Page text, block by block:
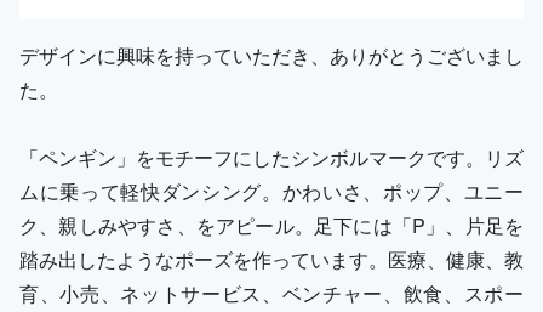
デザインに興味を持っていただき、ありがとうございまし
た。
「ペンギン」をモチーフにしたシンボルマークです。リズ
ムに乗って軽快ダンシング。かわいさ、ポップ、ユニー
ク、親しみやすさ、をアピール。足下には「P」、片足を
踏み出したようなポーズを作っています。医療、健康、教
育、小売、ネットサービス、ベンチャー、飲食、スポー